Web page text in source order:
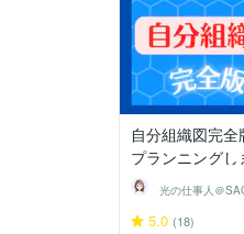
自分組織図完全
プランニングし
光の仕事人＠
5.0 (18)